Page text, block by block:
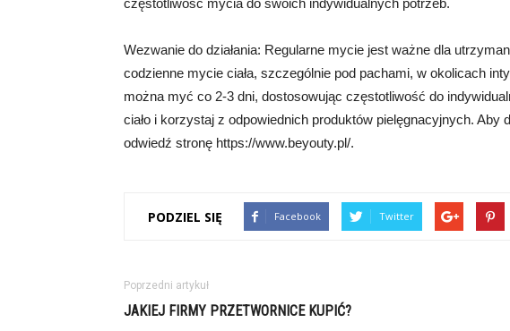
częstotliwość mycia do swoich indywidualnych potrzeb.
Wezwanie do działania: Regularne mycie jest ważne dla
codzienne mycie ciała, szczególnie pod pachami, w okolicach
można myć co 2-3 dni, dostosowując częstotliwość do
ciało i korzystaj z odpowiednich produktów pielęgnacyjnych. Aby
odwiedź stronę https://www.beyouty.pl/.
PODZIEL SIĘ Facebook Twitter
Poprzedni artykuł
JAKIEJ FIRMY PRZETWORNICE KUPIĆ?